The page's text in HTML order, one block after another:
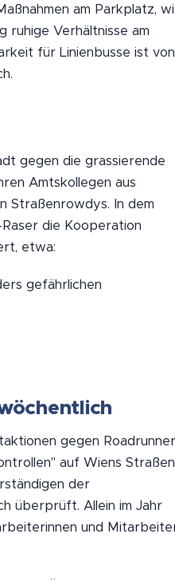
am Parkplatz,
ruhige Verhältnisse am
für Linienbusse ist von
gegen die grassierende
Amtskollegen aus
Straßenrowdys. In dem
die Kooperation
etwa:
gefährlichen
gegen Roadrunner
auf Wiens Straßen
der
überprüft. Allein im Jahr
und